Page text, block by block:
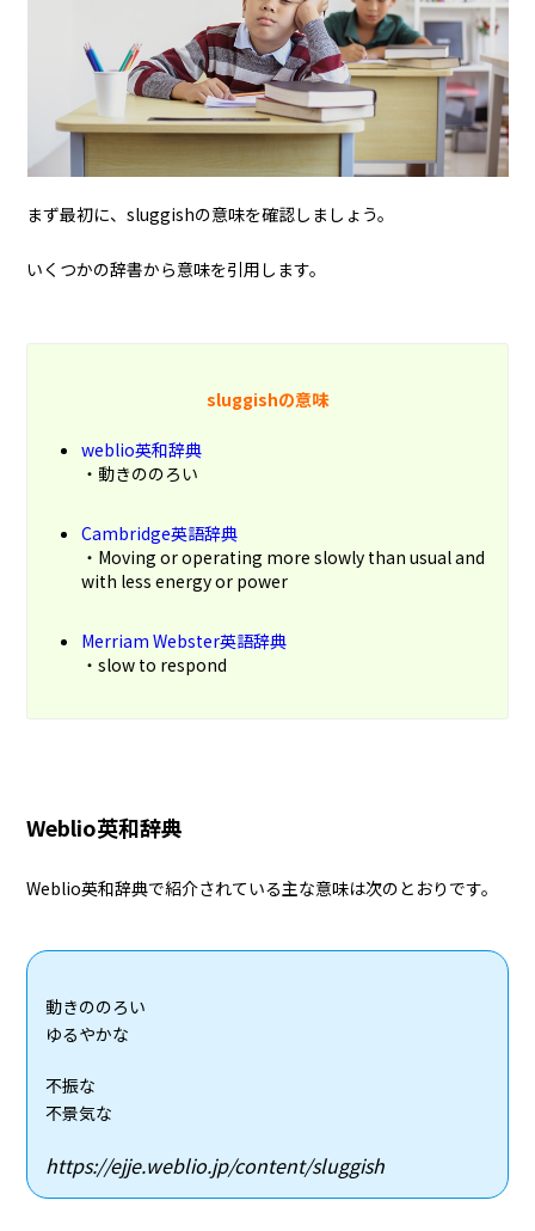
まず最初に、sluggishの意味を確認しましょう。
いくつかの辞書から意味を引用します。
sluggishの意味
weblio英和辞典
・動きののろい
Cambridge英語辞典
・Moving or operating more slowly than usual and
with less energy or power
Merriam Webster英語辞典
・slow to respond
Weblio英和辞典
Weblio英和辞典で紹介されている主な意味は次のとおりです。
動きののろい
ゆるやかな
不振な
不景気な
https://ejje.weblio.jp/content/sluggish